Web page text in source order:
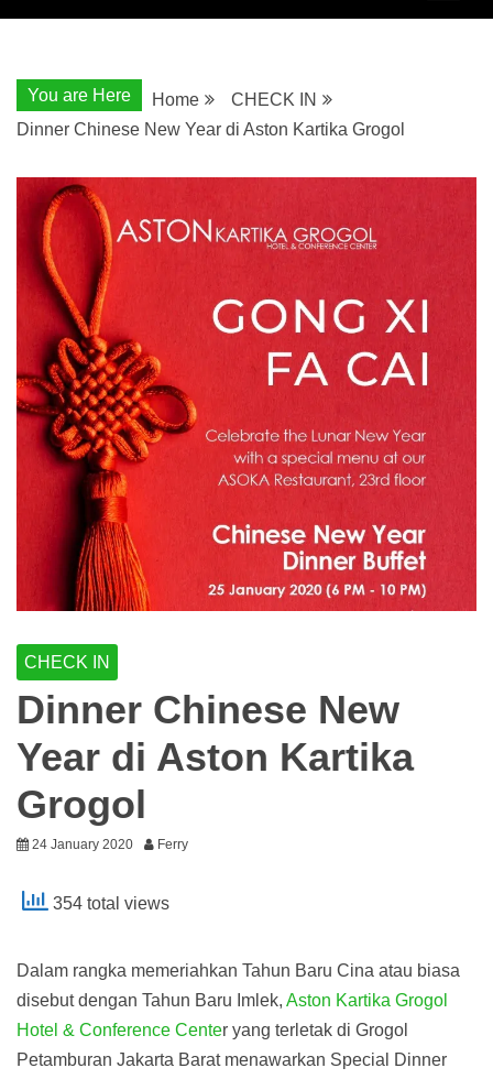
You are Here Home
CHECK IN
Dinner Chinese New Year di Aston Kartika Grogol
CHECK IN
Dinner Chinese New
Year di Aston Kartika
Grogol
24 January 2020 Ferry
354 total views
Dalam rangka memeriahkan Tahun Baru Cina atau biasa
disebut dengan Tahun Baru Imlek, Aston Kartika Grogol
Hotel & Conference Center yang terletak di Grogol
Petamburan Jakarta Barat menawarkan Special Dinner